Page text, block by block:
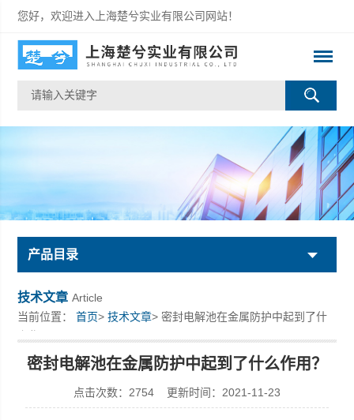
您好，欢迎进入上海楚兮实业有限公司网站！
产品目录
技术文章 Article
当前位置：首页>技术文章> 密封电解池在金属防护中起到了什
密封电解池在金属防护中起到了什么作用？
点击次数：2754 更新时间：2021-11-23